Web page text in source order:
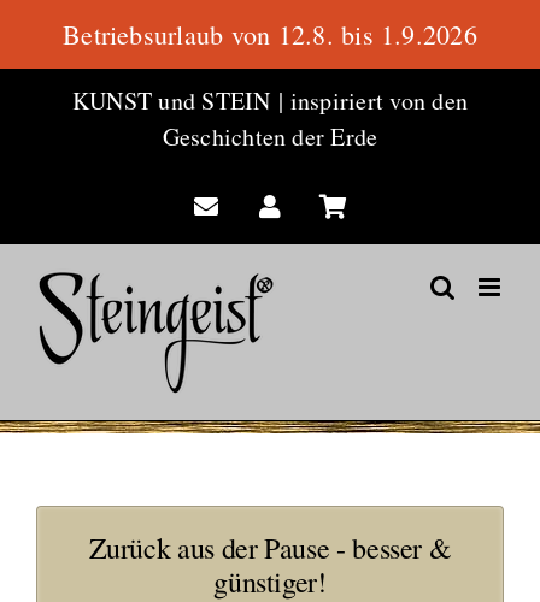
KUNST und STEIN | inspiriert von den
Geschichten der Erde
Zurück aus der Pause - besser &
günstiger!
Betriebsurlaub von 12.8. bis 1.9.2026